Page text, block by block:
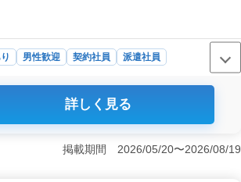
男性歓迎 契約社員
派遣社員
い自然を舞台に、幅広い土木工事に携
した生活を送れます。 ＜会社の特徴
詳しく見る
掲載期間 2026/05/20〜2026/08/19